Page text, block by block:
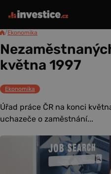
/Ekonomika
května 1997
Ekonomika
Úřad práce ČR na konci
uchazeče o zaměstnání...